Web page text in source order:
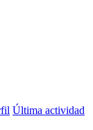
Última actividad